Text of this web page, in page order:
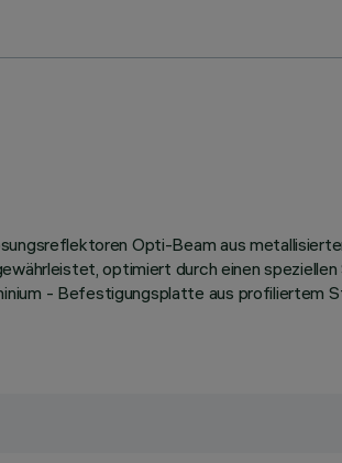
Opti-Beam aus
optimiert durch einen
- Befestigungsplatte aus profiliertem